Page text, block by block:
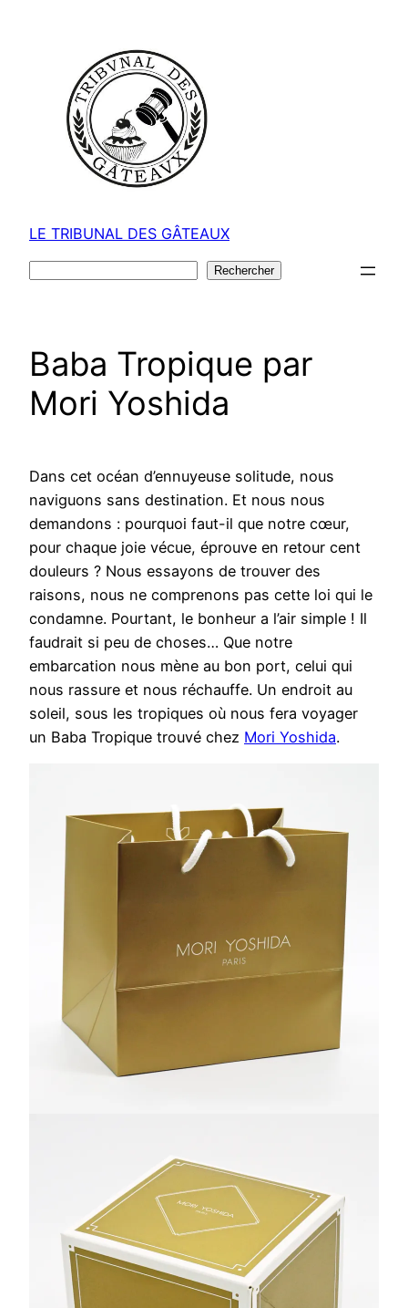
LE TRIBUNAL DES GÂTEAUX
Rechercher
Baba Tropique par
Mori Yoshida
Dans cet océan d’ennuyeuse solitude, nous
naviguons sans destination. Et nous nous
demandons : pourquoi faut-il que notre cœur,
pour chaque joie vécue, éprouve en retour cent
douleurs ? Nous essayons de trouver des
raisons, nous ne comprenons pas cette loi qui le
condamne. Pourtant, le bonheur a l’air simple ! Il
faudrait si peu de choses… Que notre
embarcation nous mène au bon port, celui qui
nous rassure et nous réchauffe. Un endroit au
soleil, sous les tropiques où nous fera voyager
un Baba Tropique trouvé chez Mori Yoshida.